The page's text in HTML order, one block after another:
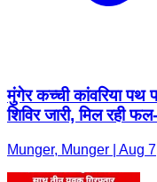
मुंगेर कच्ची कांवरिया पथ
शिविर जारी, मिल रही
Munger, Munger | Aug